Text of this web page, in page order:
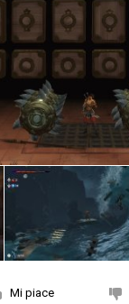
Mi piace